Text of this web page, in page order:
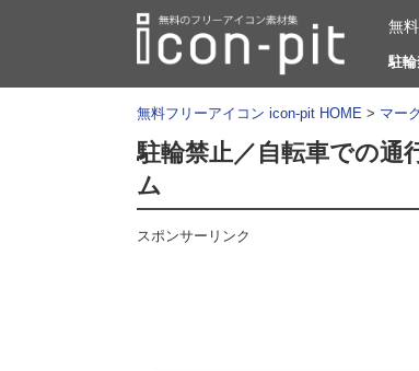
無
駐
無料フリーアイコン icon-pit HOME > マー
駐輪禁止／自転車での通
ム
スポンサーリンク